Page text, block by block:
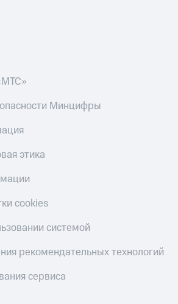
Минцифры
этика
cookies
системой
рекомендательных технологий
сервиса